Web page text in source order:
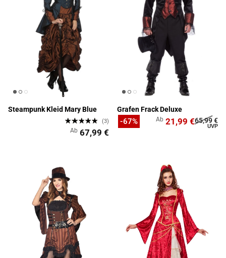
Steampunk Kleid Mary Blue
(3)
Ab 67,99 €
Grafen Frack Deluxe
Ab 21,99 €65,99 €
-67%